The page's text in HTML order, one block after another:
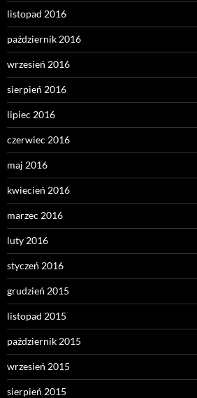
listopad 2016
październik 2016
wrzesień 2016
sierpień 2016
lipiec 2016
czerwiec 2016
maj 2016
kwiecień 2016
marzec 2016
luty 2016
styczeń 2016
grudzień 2015
listopad 2015
październik 2015
wrzesień 2015
sierpień 2015